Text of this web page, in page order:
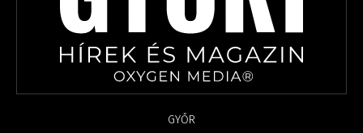
GYŐR